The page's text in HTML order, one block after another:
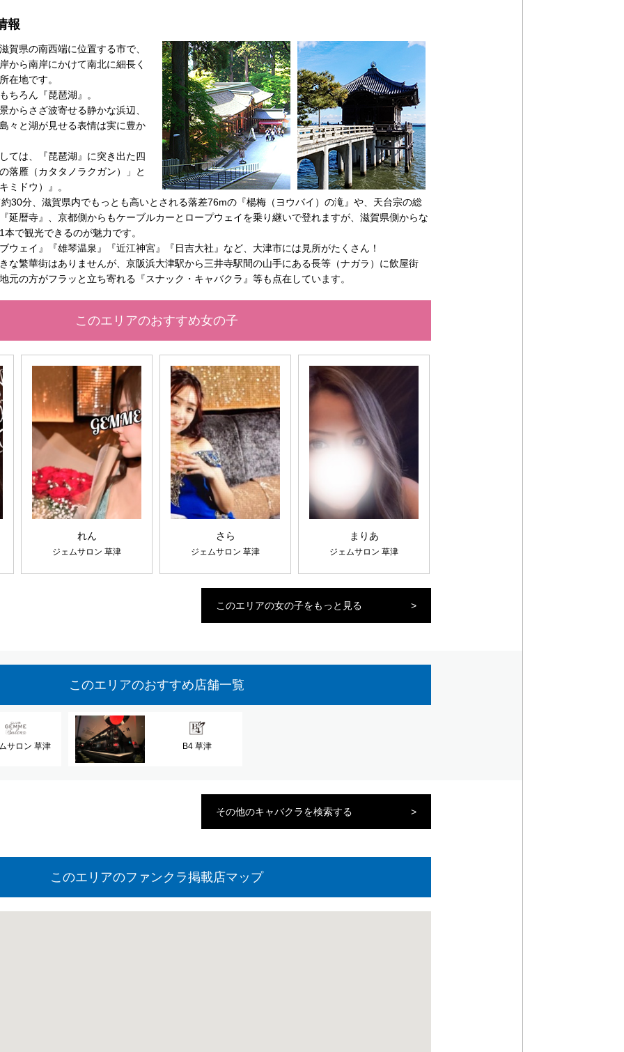
報
県の南西端に位置する市で、
から南岸にかけて南北に細長く
在地です。
ちろん『琵琶湖』。
からさざ波寄せる静かな浜辺、
々と湖が見せる表情は実に豊か
は、『琵琶湖』に突き出た四
落雁（カタタノラクガン）」と
ミドウ）』。
30分、滋賀県内でもっとも高いとされる落差76mの『楊梅（ヨウバイ）の滝』や、天台宗の総
延暦寺』、京都側からもケーブルカーとロープウェイを乗り継いで登れますが、滋賀県側からな
で観光できるのが魅力です。
ウェイ』『雄琴温泉』『近江神宮』『日吉大社』など、大津市には見所がたくさん！
繁華街はありませんが、京阪浜大津駅から三井寺駅間の山手にある長等（ナガラ）に飲屋街
元の方がフラッと立ち寄れる『スナック・キャバクラ』等も点在しています。
このエリアのおすすめ女の子
れん
ジェムサロン 草津
さら
ジェムサロン 草津
まりあ
ジェムサロン 草津
このエリアの女の子をもっと見る >
このエリアのおすすめ店舗一覧
サロン 草津 B4 草津
その他のキャバクラを検索する >
このエリアのファンクラ掲載店マップ